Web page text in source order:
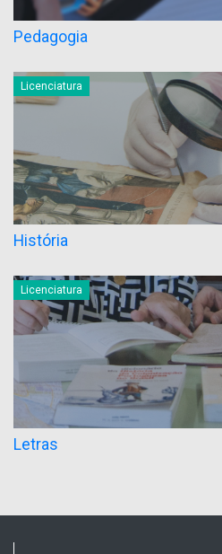
Pedagogia
Licenciatura
História
Licenciatura
Letras